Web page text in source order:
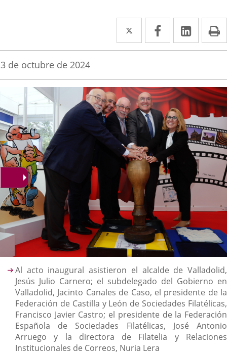
Twitter
Enlace
a
aplicación
externa.
Facebook
Enlace
a
aplicación
externa.
Enlace
a
Fecha
la
noticia
3 de octubre de 2024
Descripción
Al acto inaugural asistieron el alcalde de Valladolid,
Jesús Julio Carnero; el subdelegado del Gobierno en
Valladolid, Jacinto Canales de Caso, el presidente de la
Federación de Castilla y León de Sociedades Filatélicas,
Francisco Javier Castro; el presidente de la Federación
Española de Sociedades Filatélicas, José Antonio
Arruego y la directora de Filatelia y Relaciones
Institucionales de Correos, Nuria Lera